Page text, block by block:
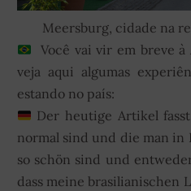
Meersburg, cidade na
Você vai vir em breve
veja aqui algumas
estando no país:
Der heutige Artikel
normal sind und die man
so schön sind und
dass meine brasilianischen